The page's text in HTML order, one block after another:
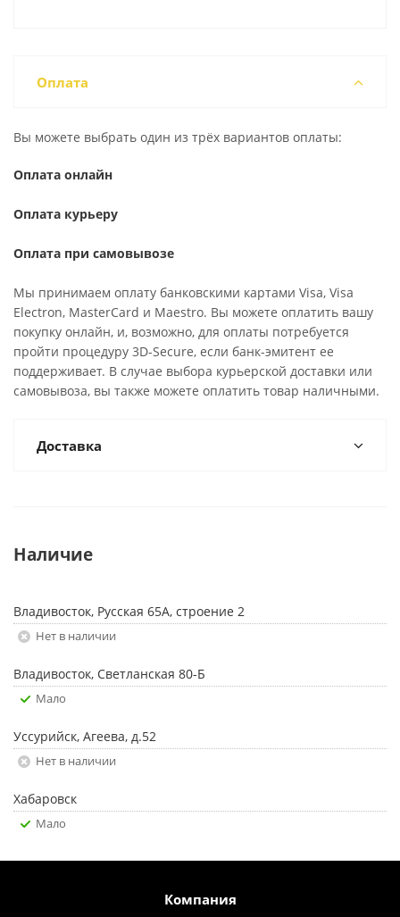
Оплата
Вы можете выбрать один из трёх вариантов оплаты:
Оплата онлайн
Оплата курьеру
Оплата при самовывозе
Мы принимаем оплату банковскими картами Visa, Visa
Electron, MasterCard и Maestro. Вы можете оплатить вашу
покупку онлайн, и, возможно, для оплаты потребуется
пройти процедуру 3D-Secure, если банк-эмитент ее
поддерживает. В случае выбора курьерской доставки или
самовывоза, вы также можете оплатить товар наличными.
Доставка
Наличие
Владивосток, Русская 65А, строение 2
Нет в наличии
Владивосток, Светланская 80-Б
Мало
Уссурийск, Агеева, д.52
Нет в наличии
Хабаровск
Мало
Компания